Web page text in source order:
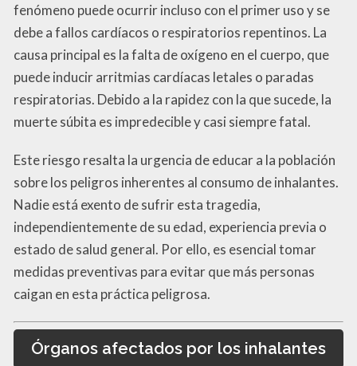
fenómeno puede ocurrir incluso con el primer uso y se
debe a fallos cardíacos o respiratorios repentinos. La
causa principal es la falta de oxígeno en el cuerpo, que
puede inducir arritmias cardíacas letales o paradas
respiratorias. Debido a la rapidez con la que sucede, la
muerte súbita es impredecible y casi siempre fatal.
Este riesgo resalta la urgencia de educar a la población
sobre los peligros inherentes al consumo de inhalantes.
Nadie está exento de sufrir esta tragedia,
independientemente de su edad, experiencia previa o
estado de salud general. Por ello, es esencial tomar
medidas preventivas para evitar que más personas
caigan en esta práctica peligrosa.
Órganos afectados por los inhalantes